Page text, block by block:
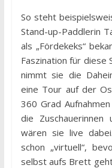
So steht
Stand-up-Paddlerin
als „Fördekeks“
Faszination für diese
nimmt sie die
eine Tour auf der
360 Grad
die
wären sie live
schon „virtuell“,
selbst aufs Brett